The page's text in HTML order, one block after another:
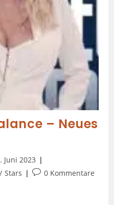
– Neues
Juni 2023
/ Stars 0 Kommentare